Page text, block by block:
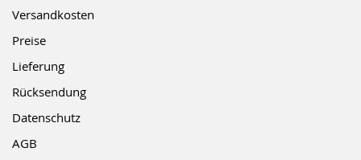
Versandkosten
Preise
Lieferung
Rücksendung
Datenschutz
AGB